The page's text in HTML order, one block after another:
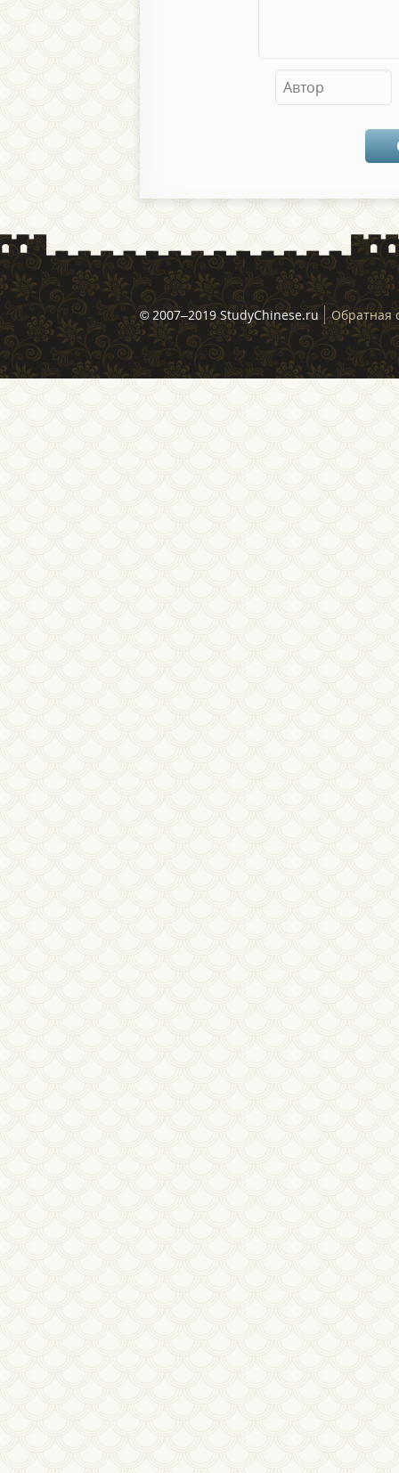
© 2007–2019 StudyChinese.ru Обратная